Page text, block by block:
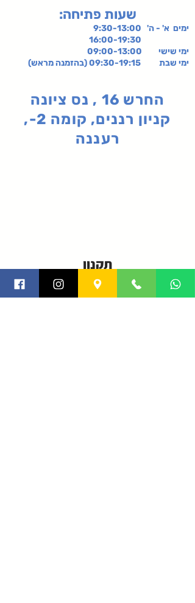
:שעות פתיחה
ימים א' - ה' 9:30-13:00
ימי שישי 09:00-13:00
ימי שבת 09:30-19:15 (בהזמנה מראש)
החרש 16 , נס ציונה
קניון רננים, קומה 2-,
רעננה
תקנון